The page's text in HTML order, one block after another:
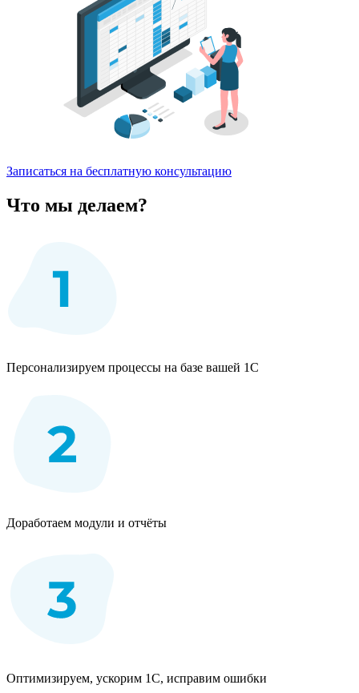
Записаться на бесплатную консультацию
Что мы делаем?
Персонализируем процессы на базе вашей 1С
Доработаем модули и отчёты
Оптимизируем, ускорим 1С, исправим ошибки